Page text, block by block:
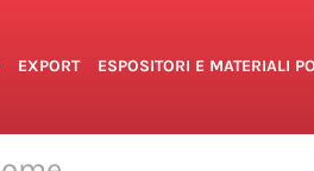
EXPORT ESPOSITORI E MATERIALI